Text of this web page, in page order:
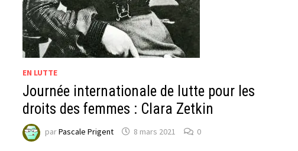
EN LUTTE
Journée internationale de lutte pour les
droits des femmes : Clara Zetkin
parPascale Prigent 8 mars 2021 0